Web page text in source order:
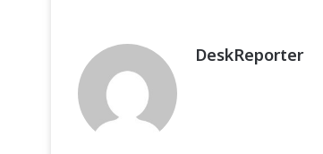
DeskReporter